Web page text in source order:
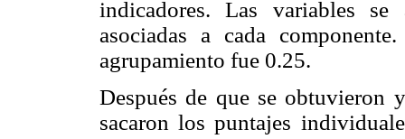
indicadores. Las variables
asociadas a cada
agrupamiento fue 0.25.
Después de que se obtuvieron
sacaron los puntajes